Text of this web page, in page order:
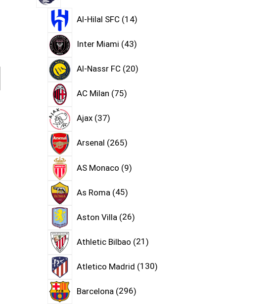
Al-Hilal SFC 14
Inter Miami 43
Al-Nassr FC 20
AC Milan 75
Ajax 37
Arsenal 265
AS Monaco 9
As Roma 45
Aston Villa 26
Athletic Bilbao 21
Atletico Madrid 130
Barcelona 296